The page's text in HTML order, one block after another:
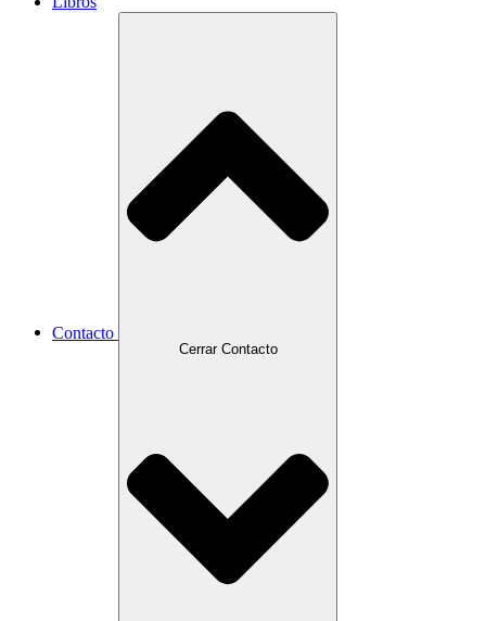
Contacto
Cerrar Contacto